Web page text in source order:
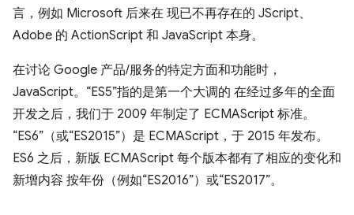
言，例如 Microsoft 后来在 现已不再存在的 JScript、
Adobe 的 ActionScript 和 JavaScript 本身。
在讨论 Google 产品/服务的特定方面和功能时，
JavaScript。“ES5”指的是第一个大调的 在经过多年的全面
开发之后，我们于 2009 年制定了 ECMAScript 标准。
“ES6”（或“ES2015”）是 ECMAScript，于 2015 年发布。
ES6 之后，新版 ECMAScript 每个版本都有了相应的变化和
新增内容 按年份（例如“ES2016”）或“ES2017”。